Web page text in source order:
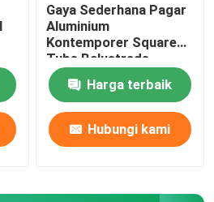
Gaya Sederhana Pagar
Aluminium
Kontemporer Square
Tube Balustrade
Harga terbaik
Hubungi kami